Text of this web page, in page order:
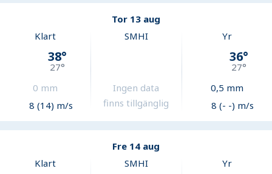
Tor 13 aug
Klart
38°
27°
0 mm
8 (14) m/s
SMHI
Ingen data
finns tillgänglig
Yr
36°
27°
0,5 mm
8 (- -) m/s
Fre 14 aug
Klart
SMHI Yr